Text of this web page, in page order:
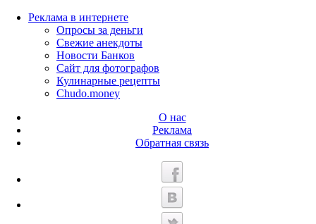
Реклама в интернете
Опросы за деньги
Свежие анекдоты
Новости Банков
Сайт для фотографов
Кулинарные рецепты
Chudo.money
О нас
Реклама
Обратная связь